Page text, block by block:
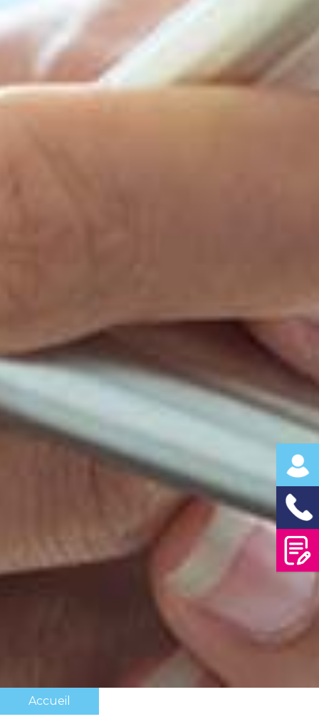
Fil
Accueil